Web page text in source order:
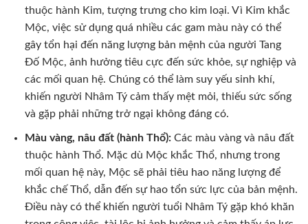
thuộc hành Kim, tượng trưng cho kim loại. Vì Kim khắc
Mộc, việc sử dụng quá nhiều các gam màu này có thể
gây tổn hại đến năng lượng bản mệnh của người Tang
Đố Mộc, ảnh hưởng tiêu cực đến sức khỏe, sự nghiệp và
các mối quan hệ. Chúng có thể làm suy yếu sinh khí,
khiến người Nhâm Tý cảm thấy mệt mỏi, thiếu sức sống
và gặp phải những trở ngại không đáng có.
Màu vàng, nâu đất (hành Thổ):Các màu vàng và nâu đất
thuộc hành Thổ. Mặc dù Mộc khắc Thổ, nhưng trong
mối quan hệ này, Mộc sẽ phải tiêu hao năng lượng để
khắc chế Thổ, dẫn đến sự hao tổn sức lực của bản mệnh.
Điều này có thể khiến người tuổi Nhâm Tý gặp khó khăn